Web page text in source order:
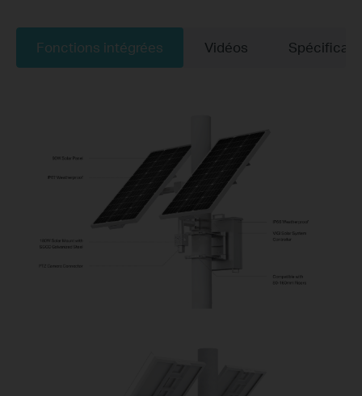
Fonctions intégrées Vidéos